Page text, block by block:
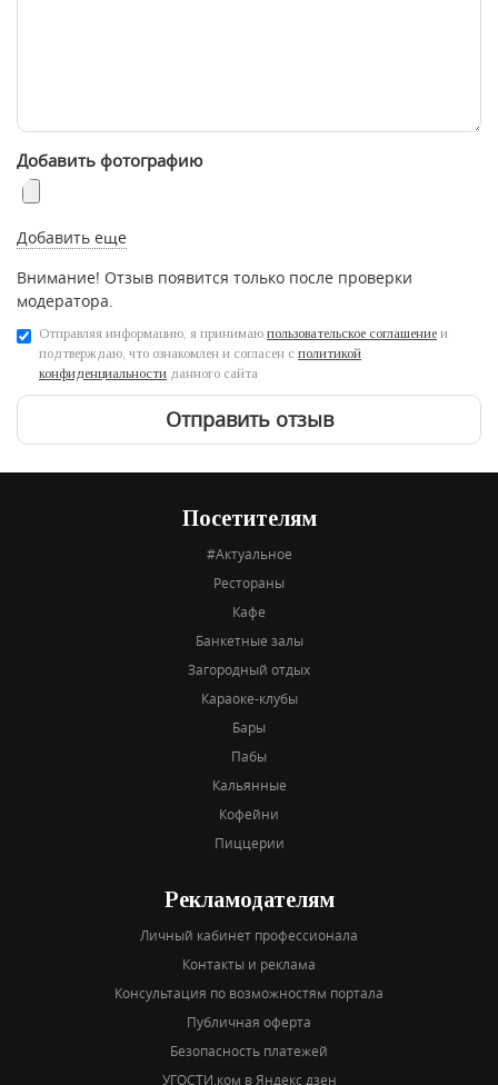
Добавить фотографию
Добавить еще
Внимание! Отзыв появится только после проверки
модератора.
Отправляя информацию, я принимаю пользовательское соглашение и
подтверждаю, что ознакомлен и согласен с политикой
конфиденциальности данного сайта
Отправить отзыв
Посетителям
#Актуальное
Рестораны
Кафе
Банкетные залы
Загородный отдых
Караоке-клубы
Бары
Пабы
Кальянные
Кофейни
Пиццерии
Рекламодателям
Личный кабинет профессионала
Контакты и реклама
Консультация по возможностям портала
Публичная оферта
Безопасность платежей
УГОСТИ.ком в Яндекс дзен